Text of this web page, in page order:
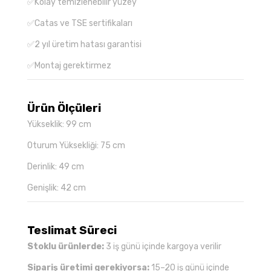
✅Catas ve TSE sertifikaları
✅2 yıl üretim hatası garantisi
✅Montaj gerektirmez
Ürün Ölçüleri
Yükseklik: 99 cm
Oturum Yüksekliği: 75 cm
Derinlik: 49 cm
Genişlik: 42 cm
Teslimat Süreci
Stoklu ürünlerde: 3 iş günü içinde kargoya verilir
Sipariş üretimi gerekiyorsa: 15–20 iş günü içinde